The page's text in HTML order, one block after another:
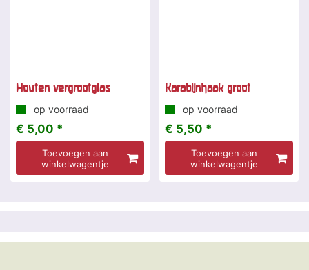
Houten vergrootglas
op voorraad
€ 5,00 *
Toevoegen aan
winkelwagentje
Karabijnhaak groot
op voorraad
€ 5,50 *
Toevoegen aan
winkelwagentje